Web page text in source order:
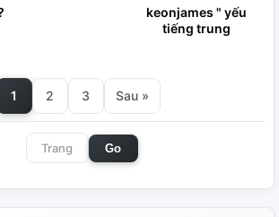
keonjames " yếu
tiếng trung
1 2 3 Sau »
Go